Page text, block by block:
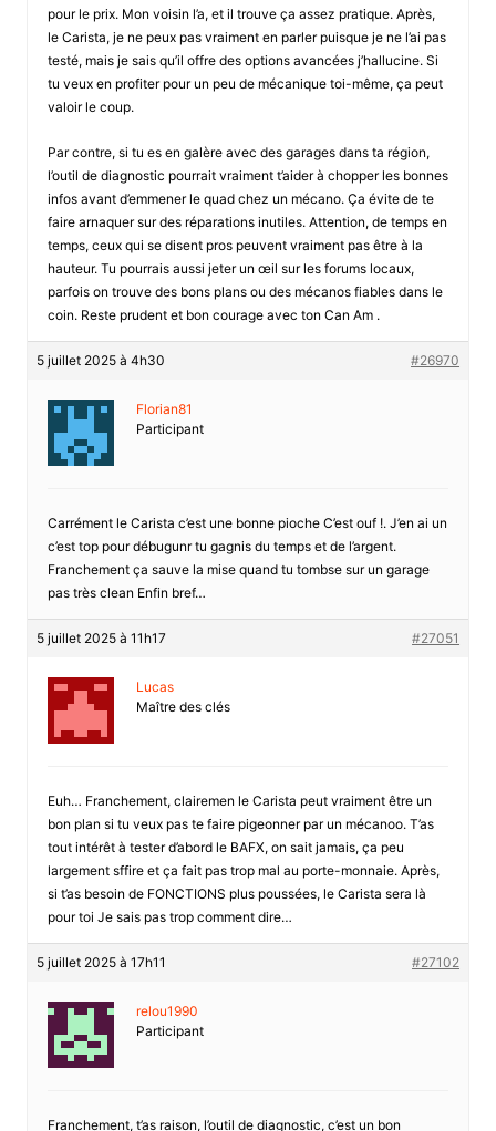
pour le prix. Mon voisin l’a, et il trouve ça assez pratique. Après,
le Carista, je ne peux pas vraiment en parler puisque je ne l’ai pas
testé, mais je sais qu’il offre des options avancées j’hallucine. Si
tu veux en profiter pour un peu de mécanique toi-même, ça peut
valoir le coup.
Par contre, si tu es en galère avec des garages dans ta région,
l’outil de diagnostic pourrait vraiment t’aider à chopper les bonnes
infos avant d’emmener le quad chez un mécano. Ça évite de te
faire arnaquer sur des réparations inutiles. Attention, de temps en
temps, ceux qui se disent pros peuvent vraiment pas être à la
hauteur. Tu pourrais aussi jeter un œil sur les forums locaux,
parfois on trouve des bons plans ou des mécanos fiables dans le
coin. Reste prudent et bon courage avec ton Can Am .
5 juillet 2025 à 4h30 #26970
Florian81
Participant
Carrément le Carista c’est une bonne pioche C’est ouf !. J’en ai un
c’est top pour débugunr tu gagnis du temps et de l’argent.
Franchement ça sauve la mise quand tu tombse sur un garage
pas très clean Enfin bref…
5 juillet 2025 à 11h17 #27051
Lucas
Maître des clés
Euh… Franchement, clairemen le Carista peut vraiment être un
bon plan si tu veux pas te faire pigeonner par un mécanoo. T’as
tout intérêt à tester d’abord le BAFX, on sait jamais, ça peu
largement sffire et ça fait pas trop mal au porte-monnaie. Après,
si t’as besoin de FONCTIONS plus poussées, le Carista sera là
pour toi Je sais pas trop comment dire…
5 juillet 2025 à 17h11 #27102
relou1990
Participant
Franchement, t’as raison, l’outil de diagnostic, c’est un bon